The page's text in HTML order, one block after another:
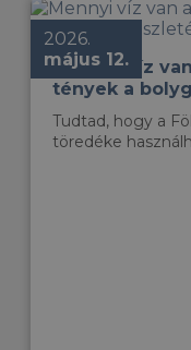
2026.
május 12.
Mennyi víz
tények a
Tudtad, hogy a
töredéke